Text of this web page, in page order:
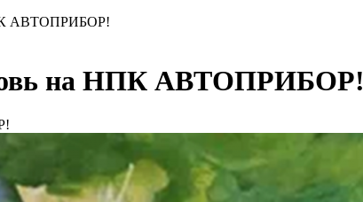
АВТОПРИБОР!
на НПК АВТОПРИБОР!